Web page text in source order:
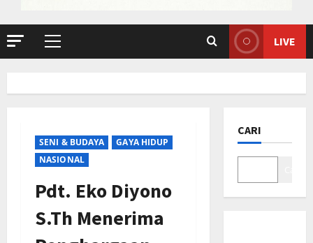
Primary
LIVE
SENI & BUDAYA
GAYA HIDUP
NASIONAL
Pdt. Eko Diyono
S.Th Menerima
CARI